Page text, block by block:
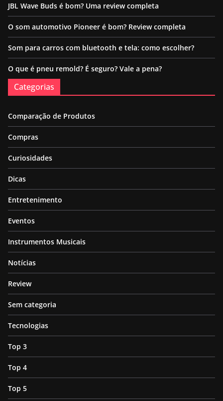
JBL Wave Buds é bom? Uma review completa
O som automotivo Pioneer é bom? Review completa
Som para carros com bluetooth e tela: como escolher?
O que é pneu remold? É seguro? Vale a pena?
Categorias
Comparação de Produtos
Compras
Curiosidades
Dicas
Entretenimento
Eventos
Instrumentos Musicais
Notícias
Review
Sem categoria
Tecnologias
Top 3
Top 4
Top 5